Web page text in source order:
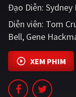
Ấn Độ
Tổng hợp
CẬP NHẬT
PHIM MỚI
Đạo Diễn: Sydney
Diễn viên: Tom
Bell Gene
XEM PHIM